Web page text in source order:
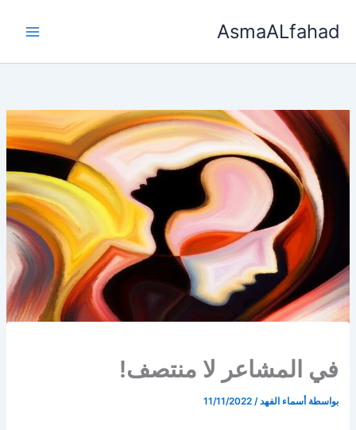
AsmaALfahad
في المشاعر لا منتصف!
بواسطة أسماء الفهد/
11/11/2022